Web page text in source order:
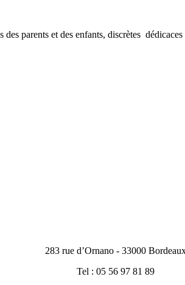
parents et des enfants, discrètes
283 rue d’Ornano - 33000
Tel : 05 56 97 81 89